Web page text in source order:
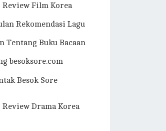
Review Film Korea
Rekomendasi Lagu
Tentang Buku Bacaan
besoksore.com
Besok Sore
Drama Korea